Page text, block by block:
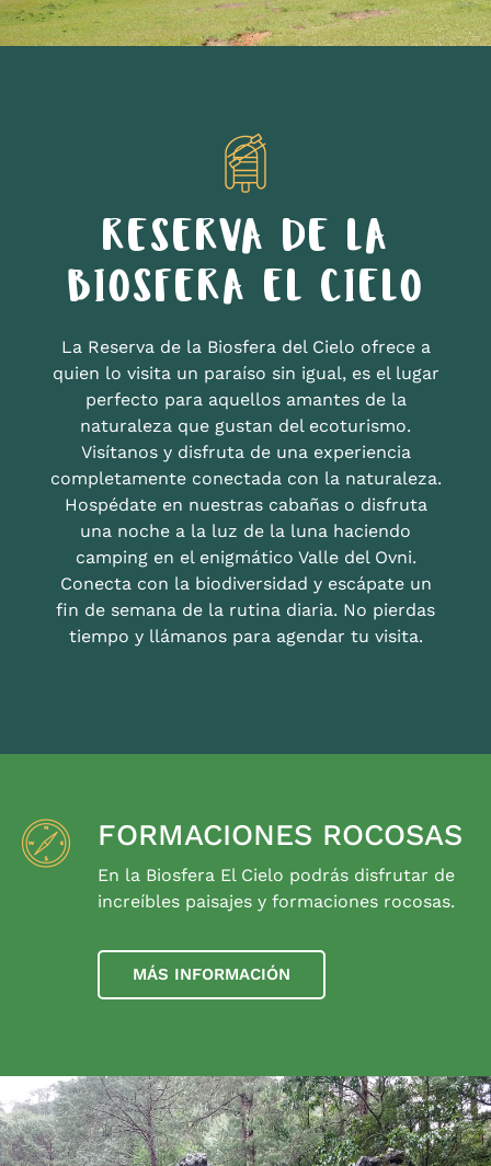
RESERVA DE LA
BIOSFERA EL CIELO
La Reserva de la Biosfera del Cielo ofrece a
quien lo visita un paraíso sin igual, es el lugar
perfecto para aquellos amantes de la
naturaleza que gustan del ecoturismo.
Visítanos y disfruta de una experiencia
completamente conectada con la naturaleza.
Hospédate en nuestras cabañas o disfruta
una noche a la luz de la luna haciendo
camping en el enigmático Valle del Ovni.
Conecta con la biodiversidad y escápate un
fin de semana de la rutina diaria. No pierdas
tiempo y llámanos para agendar tu visita.
FORMACIONES ROCOSAS
En la Biosfera El Cielo podrás disfrutar de
increíbles paisajes y formaciones rocosas.
MÁS INFORMACIÓN